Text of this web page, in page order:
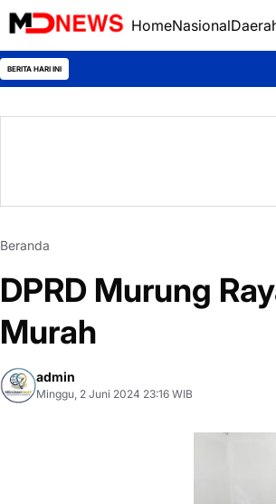
HomeNasional
BERITA HARI INI
Beranda
DPRD Murung
Murah
admin
Minggu, 2 Juni 2024 23:16 WIB